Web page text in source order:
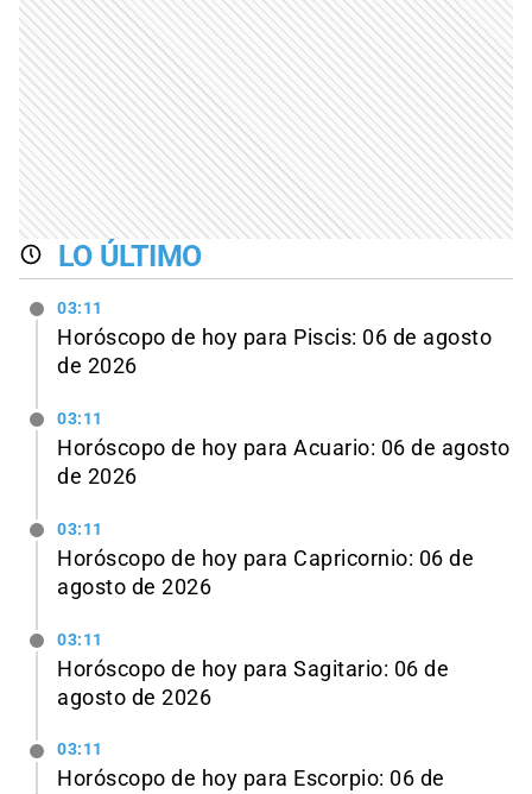
LO ÚLTIMO
03:11
Horóscopo de hoy para Piscis: 06 de agosto
de 2026
03:11
Horóscopo de hoy para Acuario: 06 de agosto
de 2026
03:11
Horóscopo de hoy para Capricornio: 06 de
agosto de 2026
03:11
Horóscopo de hoy para Sagitario: 06 de
agosto de 2026
03:11
Horóscopo de hoy para Escorpio: 06 de